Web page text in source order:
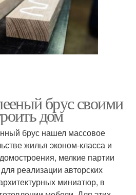
брус своими
дом
брус нашел массовое
жилья эконом-класса и
мелкие партии
реализации авторских
миниатюр, в